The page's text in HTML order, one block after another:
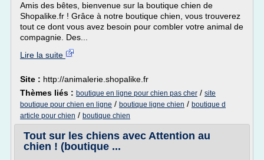
Amis des bêtes, bienvenue sur la boutique chien de
Shopalike.fr ! Grâce à notre boutique chien, vous trouverez
tout ce dont vous avez besoin pour combler votre animal de
compagnie. Des...
Lire la suite
Site : http://animalerie.shopalike.fr
Thèmes liés : boutique en ligne pour chien pas cher / site
boutique pour chien en ligne / boutique ligne chien / boutique d
article pour chien / boutique chien
Tout sur les chiens avec Attention au
chien ! (boutique ...